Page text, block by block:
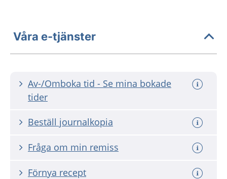
Våra e-tjänster
Av-/Omboka tid - Se mina bokade
tider
Beställ journalkopia
Fråga om min remiss
Förnya recept